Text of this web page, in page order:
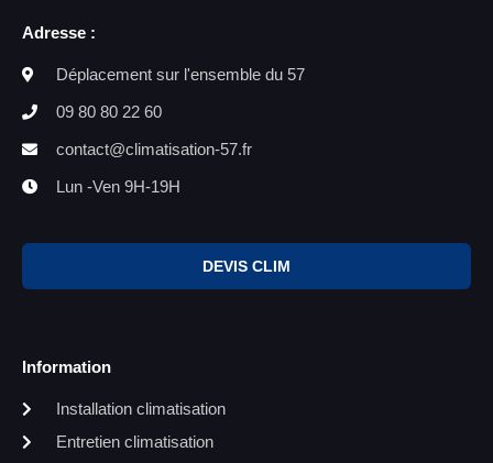
Adresse :
Déplacement sur l'ensemble du 57
09 80 80 22 60
contact@climatisation-57.fr
Lun -Ven 9H-19H
DEVIS CLIM
Information
Installation climatisation
Entretien climatisation